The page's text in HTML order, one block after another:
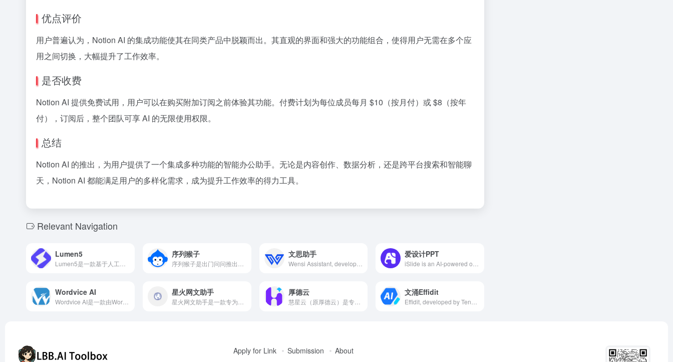
优点评价
用户普遍认为，Notion AI 的集成功能使其在同类产品中脱颖而出。其直观的界面和强大的功能组合，使得用户无需在多个应
用之间切换，大幅提升了工作效率。
是否收费
Notion AI 提供免费试用，用户可以在购买附加订阅之前体验其功能。付费计划为每位成员每月 $10（按月付）或 $8（按年
付），订阅后，整个团队可享 AI 的无限使用权限。
总结
Notion AI 的推出，为用户提供了一个集成多种功能的智能办公助手。无论是内容创作、数据分析，还是跨平台搜索和智能聊
天，Notion AI 都能满足用户的多样化需求，成为提升工作效率的得力工具。
Relevant Navigation
Lumen5 序列猴子 文思助手
Wensi Assistant, developed by Xiamen Soda Intelligent Technology Co., Ltd., offers services for generating professional reports, work summaries, and research papers with one click. It is suitable for fields such as marketing, education, consulting, and academia, helping users improve writing efficiency and quality.
爱设计PPT
Wordvice AI 星火网文助手 厚德云
慧星云（原厚德云）是专业的AI算力云平台，提供高性能、便捷、安全的GPU算力资源，助力人工智能从业者加速研发与应用进程。
文涌Effidit
Apply for Link Submission About